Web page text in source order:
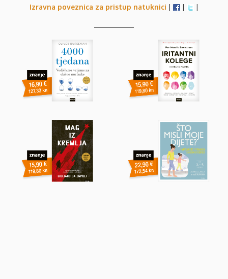
Izravna poveznica za pristup natuknici | | |